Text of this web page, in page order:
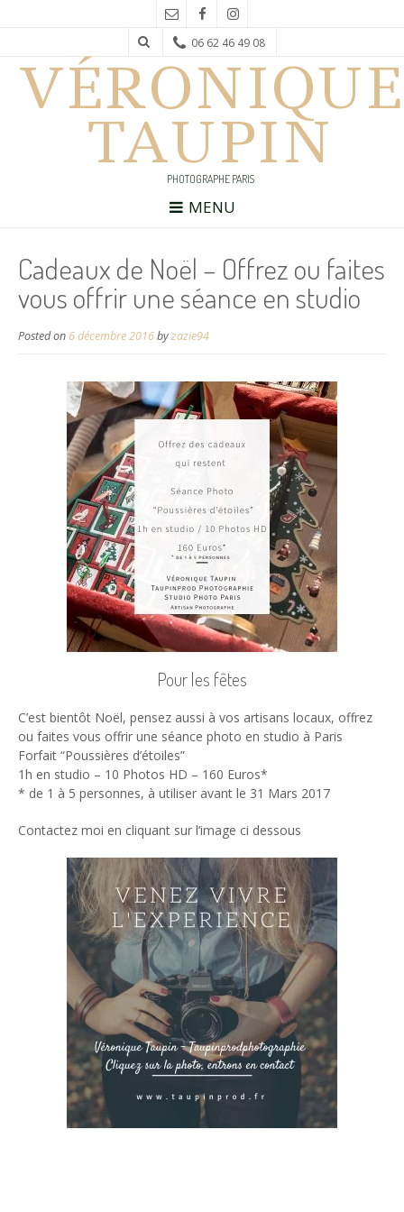
06 62 46 49 08
VÉRONIQUE
TAUPIN
PHOTOGRAPHE PARIS
MENU
Cadeaux de Noël – Offrez ou faites
vous offrir une séance en studio
Posted on 6 décembre 2016byzazie94
Pour les fêtes
C’est bientôt Noël, pensez aussi à vos artisans locaux, offrez
ou faites vous offrir une séance photo en studio à Paris
Forfait “Poussières d’étoiles”
1h en studio – 10 Photos HD – 160 Euros*
* de 1 à 5 personnes, à utiliser avant le 31 Mars 2017
Contactez moi en cliquant sur l’image ci dessous